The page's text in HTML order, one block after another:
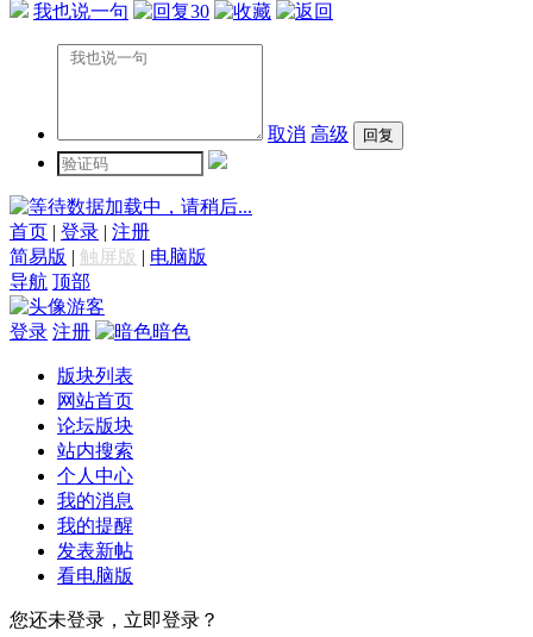
我也说一句 30
取消 高级
数据加载中，请稍后...
首页 | 登录 | 注册
简易版 | 触屏版 | 电脑版
导航 顶部
游客
登录 注册 暗色
版块列表
网站首页
论坛版块
站内搜索
个人中心
我的消息
我的提醒
发表新帖
看电脑版
您还未登录，立即登录？